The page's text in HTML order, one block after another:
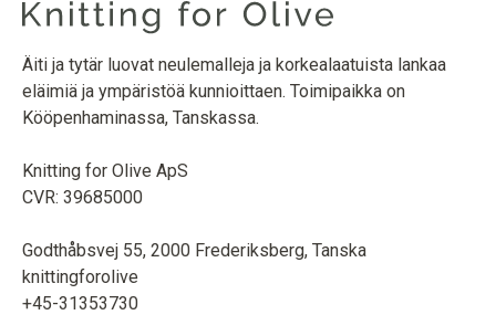
Äiti ja tytär luovat neulemalleja ja korkealaatuista lankaa
eläimiä ja ympäristöä kunnioittaen. Toimipaikka on
Kööpenhaminassa, Tanskassa.
Knitting for Olive ApS
CVR: 39685000
Godthåbsvej 55, 2000 Frederiksberg, Tanska
knittingforolive
+45-31353730